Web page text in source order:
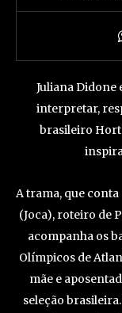
Juliana Didone
interpretar,
brasileiro
A trama, que
(Joca), roteiro de
acompanha os
Olímpicos de
mãe e
seleção